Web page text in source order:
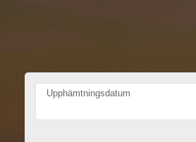
Upphämtningsdatum